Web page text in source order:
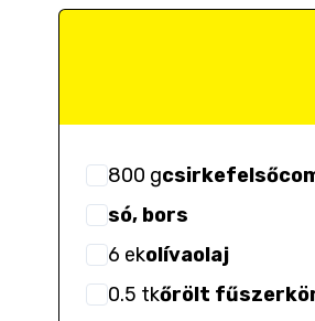
800 g
só, bors
6 ekolívaolaj
0.5 tkőrölt